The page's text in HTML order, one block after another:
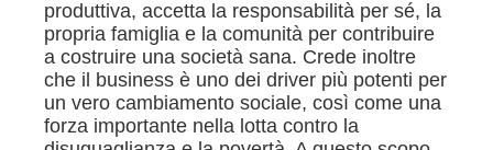
produttiva, accetta la responsabilità per sé, la
propria famiglia e la comunità per contribuire
a costruire una società sana. Crede inoltre
che il business è uno dei driver più potenti per
un vero cambiamento sociale, così come una
forza importante nella lotta contro la